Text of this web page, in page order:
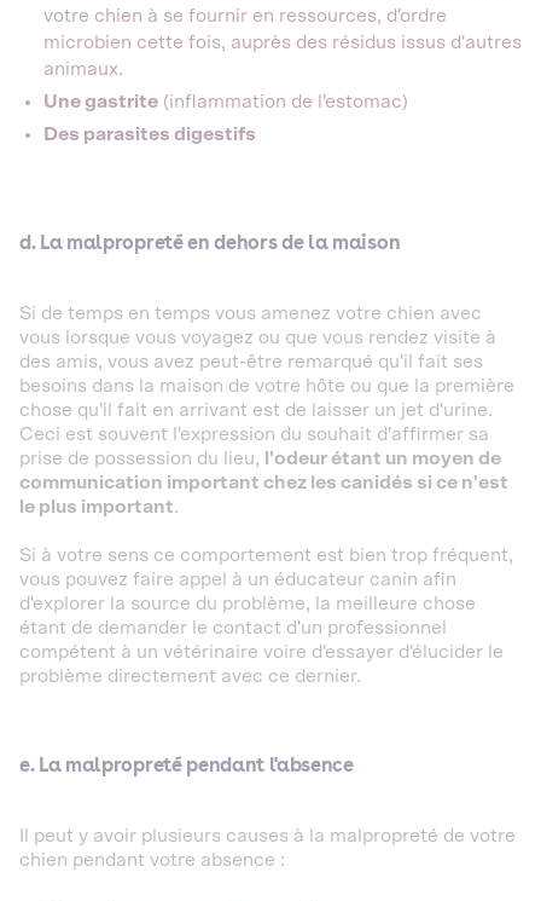
votre chien à se fournir en ressources, d'ordre
microbien cette fois, auprès des résidus issus d'autres
animaux.
Une gastrite (inflammation de l'estomac)
Des parasites digestifs
d. La malpropreté en dehors de la maison
Si de temps en temps vous amenez votre chien avec
vous lorsque vous voyagez ou que vous rendez visite à
des amis, vous avez peut-être remarqué qu'il fait ses
besoins dans la maison de votre hôte ou que la première
chose qu'il fait en arrivant est de laisser un jet d'urine.
Ceci est souvent l'expression du souhait d'affirmer sa
prise de possession du lieu,
l'odeur étant un moyen de
communication important chez les canidés si ce n'est
le plus important.
Si à votre sens ce comportement est bien trop fréquent,
vous pouvez faire appel à un éducateur canin afin
d'explorer la source du problème, la meilleure chose
étant de demander le contact d'un professionnel
compétent à un vétérinaire voire d'essayer d'élucider le
problème directement avec ce dernier.
e. La malpropreté pendant l'absence
Il peut y avoir plusieurs causes à la malpropreté de votre
chien pendant votre absence :